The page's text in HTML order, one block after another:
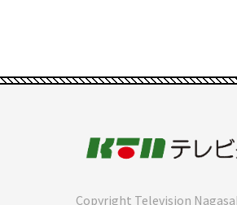
Copyright Television